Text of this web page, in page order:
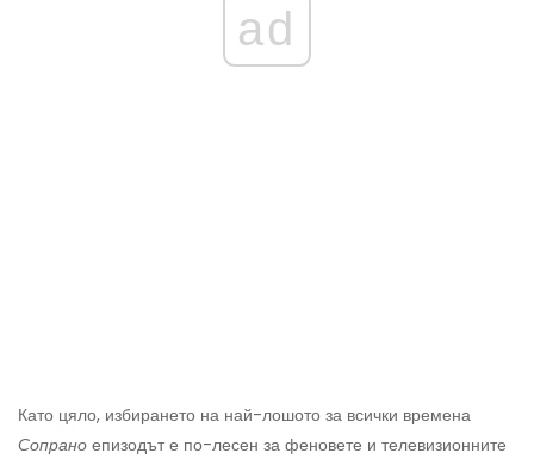
ad
Като цяло, избирането на най-лошото за всички времена
Сопрано епизодът е по-лесен за феновете и телевизионните